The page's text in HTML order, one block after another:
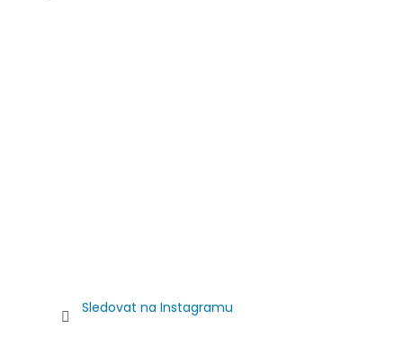
Sledovat na Instagramu